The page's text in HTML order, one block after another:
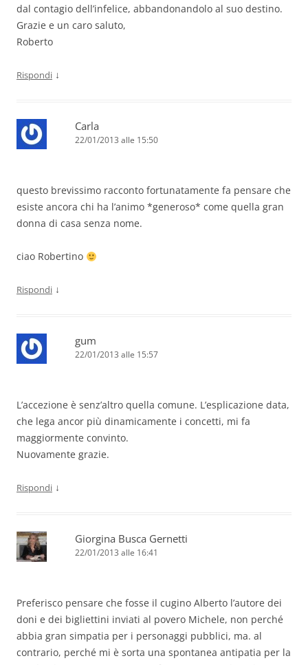
dal contagio dell’infelice, abbandonandolo al suo destino.
Grazie e un caro saluto,
Roberto
Rispondi ↓
Carla
22/01/2013 alle 15:50
questo brevissimo racconto fortunatamente fa pensare che
esiste ancora chi ha l’animo *generoso* come quella gran
donna di casa senza nome.
ciao Robertino
Rispondi ↓
gum
22/01/2013 alle 15:57
L’accezione è senz’altro quella comune. L’esplicazione data,
che lega ancor più dinamicamente i concetti, mi fa
maggiormente convinto.
Nuovamente grazie.
Rispondi ↓
Giorgina Busca Gernetti
22/01/2013 alle 16:41
Preferisco pensare che fosse il cugino Alberto l’autore dei
doni e dei bigliettini inviati al povero Michele, non perché
abbia gran simpatia per i personaggi pubblici, ma. al
contrario, perché mi è sorta una spontanea antipatia per la